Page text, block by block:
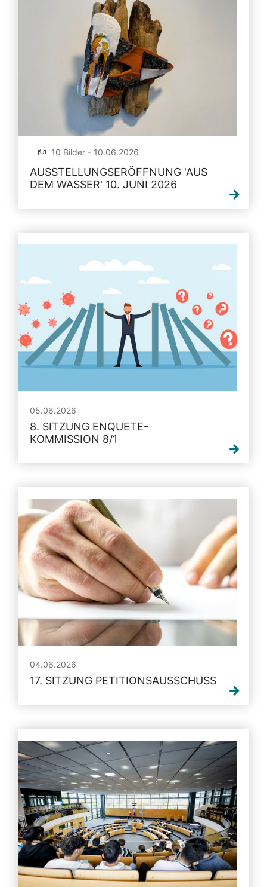
10 Bilder - 10.06.2026
AUSSTELLUNGSERÖFFNUNG 'AUS
DEM WASSER' 10. JUNI 2026
05.06.2026
8. SITZUNG ENQUETE-
KOMMISSION 8/1
04.06.2026
17. SITZUNG PETITIONSAUSSCHUSS